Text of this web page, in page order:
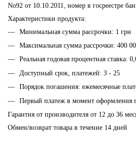
No92 от 10.10.2011, номер в госреестре
Характеристики продукта:
Минимальная сумма рассрочки: 1 грн
Максимальная сумма рассрочки: 400
Реальная годовая процентная ставка:
Доступный срок, платежей: 3 - 25
Порядок погашения: ежемесячные
Первый платеж в момент оформления
Гарантия от производителя от 12 до 36
Обмен/возврат товара в течение 14 дней